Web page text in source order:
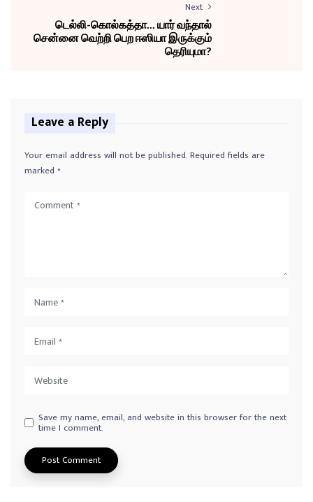
Next
டெல்லி-கொல்கத்தா... யார் வந்தால்
சென்னை வெற்றி பெற ஈஸியா இருக்கும்
தெரியுமா?
Leave a Reply
Your email address will not be published.Required fields are
marked *
Save my name, email, and website in this browser for the next
time I comment.